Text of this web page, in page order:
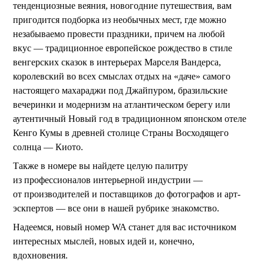
тенденциозные веяния, новогодние путешествия, вам
пригодится подборка из необычных мест, где можно
незабываемо провести праздники, причем на любой
вкус — традиционное европейское рождество в стиле
венгерских сказок в интерьерах Марселя Вандерса,
королевский во всех смыслах отдых на «даче» самого
настоящего махараджи под Джайпуром, бразильские
вечеринки и модернизм на атлантическом берегу или
аутентичный Новый год в традиционном японском отеле
Кенго Кумы в древней столице Страны Восходящего
солнца — Киото.
Также в номере вы найдете целую палитру
из профессионалов интерьерной индустрии —
от производителей и поставщиков до фотографов и арт-
эскпертов — все они в нашей рубрике знакомство.
Надеемся, новый номер WA станет для вас источником
интересных мыслей, новых идей и, конечно,
вдохновения.